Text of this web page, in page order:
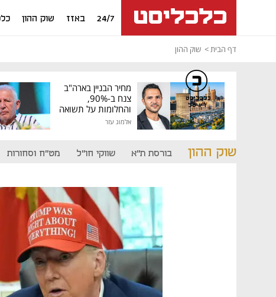
24/7 באזז שוק ההון
דף הבית שוק ההון
מחיר הבניין בארה"ב
צנח ב-90%,
והחלומות על תשואה
גבוהה התנפצו
אלמוג עזר
שוק ההון בורסת ת"א שווקי חו"ל מט"ח וסחורות
כלכליסט
דיגיטל